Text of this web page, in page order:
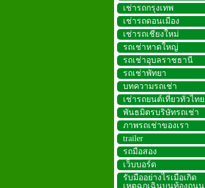
เช่ารถกรุงเทพ
เช่ารถดอนเมือง
เช่ารถเชียงใหม่
รถเช่าหาดใหญ่
รถเช่าอุบลราชธานี
รถเช่าพัทยา
บทความรถเช่า
เช่ารถยนต์เที่ยวทั่วไทย
พันธมิตรบริษัทรถเช่า
ภาพรถเช่าของเรา
trailer
รถมือสอง
เว็บบอร์ด
รับมืออย่างไรเมื่อเกิด
เหตุฉุกเฉินบนท้องถนน